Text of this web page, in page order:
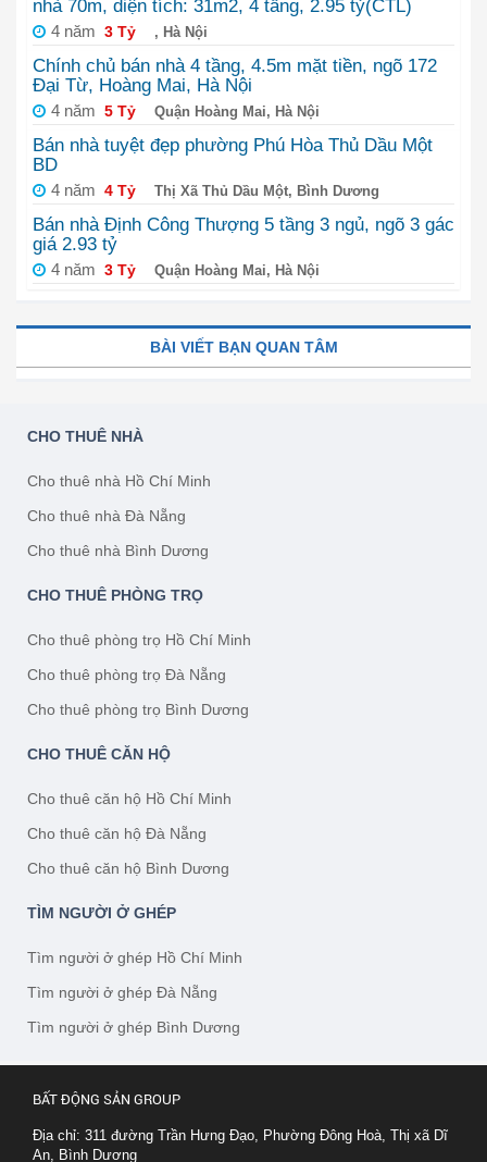
nhà 70m, diện tích: 31m2, 4 tầng, 2.95 tỷ(CTL)
4 năm 3 Tỷ , Hà Nội
Chính chủ bán nhà 4 tầng, 4.5m mặt tiền, ngõ 172
Đại Từ, Hoàng Mai, Hà Nội
4 năm 5 Tỷ Quận Hoàng Mai, Hà Nội
Bán nhà tuyệt đẹp phường Phú Hòa Thủ Dầu Một
BD
4 năm 4 Tỷ Thị Xã Thủ Dầu Một, Bình Dương
Bán nhà Định Công Thượng 5 tầng 3 ngủ, ngõ 3 gác
giá 2.93 tỷ
4 năm 3 Tỷ Quận Hoàng Mai, Hà Nội
BÀI VIẾT BẠN QUAN TÂM
CHO THUÊ NHÀ
Cho thuê nhà Hồ Chí Minh
Cho thuê nhà Đà Nẵng
Cho thuê nhà Bình Dương
CHO THUÊ PHÒNG TRỌ
Cho thuê phòng trọ Hồ Chí Minh
Cho thuê phòng trọ Đà Nẵng
Cho thuê phòng trọ Bình Dương
CHO THUÊ CĂN HỘ
Cho thuê căn hộ Hồ Chí Minh
Cho thuê căn hộ Đà Nẵng
Cho thuê căn hộ Bình Dương
TÌM NGƯỜI Ở GHÉP
Tìm người ở ghép Hồ Chí Minh
Tìm người ở ghép Đà Nẵng
Tìm người ở ghép Bình Dương
BẤT ĐỘNG SẢN GROUP
Địa chỉ: 311 đường Trần Hưng Đạo, Phường Đông Hoà, Thị xã Dĩ
An, Bình Dương